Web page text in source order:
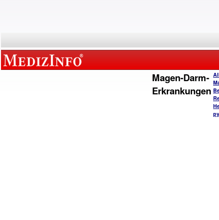
Magen-Darm-
Erkrankungen